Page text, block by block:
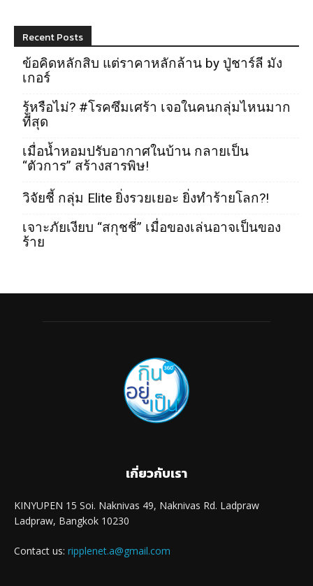
Recent Posts
ข้อคิดหลักสิบ แต่ราคาหลักล้าน by ปู่ชาร์ลี มัง
เกอร์
รู้หรือไม่? #โรคซึมเศร้า เจอในคนกลุ่มไหนมาก
ที่สุด
เมื่อน้ำหอมปรับอากาศในบ้าน กลายเป็น
“ตัวการ” สร้างสารพิษ!
วิจัยชี้ กลุ่ม Elite ยิ่งรวยเยอะ ยิ่งทำร้ายโลก?!
เจาะภัยเงียบ “สกุชชี่” เมื่อของเล่นอาจเป็นของ
ร้าย
เกี่ยวกับเรา
KINYUPEN 15 Soi. Naknivas 49, Naknivas Rd. Ladpraw
Ladpraw, Bangkok 10230
Contact us: ripplenet.a@gmail.com